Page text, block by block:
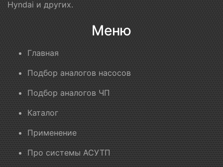
Hyndai и других.
Меню
Главная
Подбор аналогов насосов
Подбор аналогов ЧП
Каталог
Применение
Про системы АСУТП